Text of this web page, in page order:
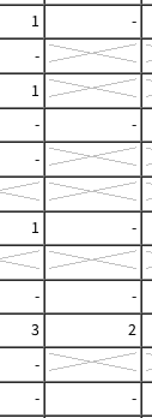
1
-
-
1
-
-
-
1
-
-
-
3
2
-
-
-